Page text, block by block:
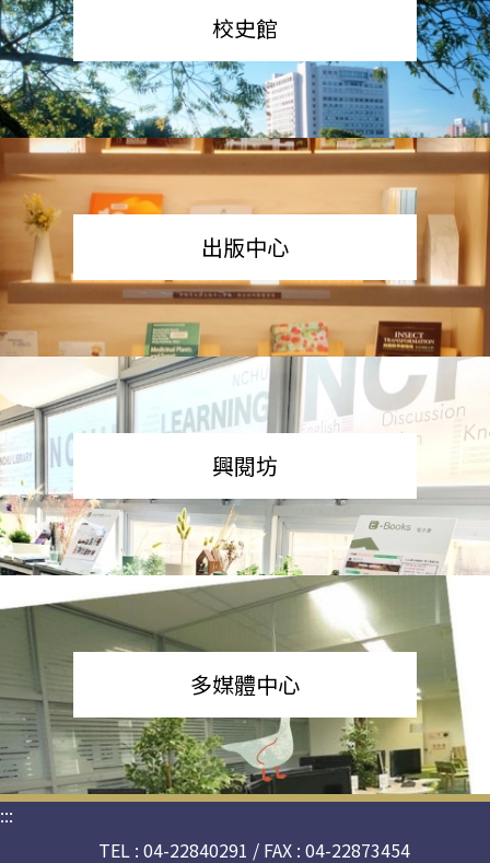
校史館
出版中心
興閱坊
多媒體中心
:::
TEL : 04-22840291 / FAX : 04-22873454